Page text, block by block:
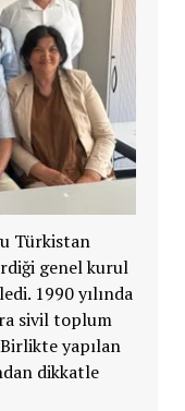
Türkistan
genel kurul
1990 yılında
sivil toplum
yapılan
dikkatle